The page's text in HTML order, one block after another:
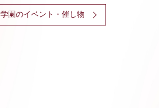
学園のイベント・催し物